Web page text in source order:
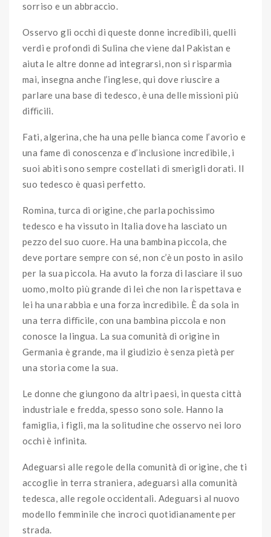
sorriso e un abbraccio.
Osservo gli occhi di queste donne incredibili, quelli
verdi e profondi di Sulina che viene dal Pakistan e
aiuta le altre donne ad integrarsi, non si risparmia
mai, insegna anche l’inglese, qui dove riuscire a
parlare una base di tedesco, è una delle missioni più
diﬃcili.
Fati, algerina, che ha una pelle bianca come l’avorio e
una fame di conoscenza e d’inclusione incredibile, i
suoi abiti sono sempre costellati di smerigli dorati. Il
suo tedesco è quasi perfetto.
Romina, turca di origine, che parla pochissimo
tedesco e ha vissuto in Italia dove ha lasciato un
pezzo del suo cuore. Ha una bambina piccola, che
deve portare sempre con sé, non c’è un posto in asilo
per la sua piccola. Ha avuto la forza di lasciare il suo
uomo, molto più grande di lei che non la rispettava e
lei ha una rabbia e una forza incredibile. È da sola in
una terra diﬃcile, con una bambina piccola e non
conosce la lingua. La sua comunità di origine in
Germania è grande, ma il giudizio è senza pietà per
una storia come la sua.
Le donne che giungono da altri paesi, in questa città
industriale e fredda, spesso sono sole. Hanno la
famiglia, i figli, ma la solitudine che osservo nei loro
occhi è infinita.
Adeguarsi alle regole della comunità di origine, che ti
accoglie in terra straniera, adeguarsi alla comunità
tedesca, alle regole occidentali. Adeguarsi al nuovo
modello femminile che incroci quotidianamente per
strada.